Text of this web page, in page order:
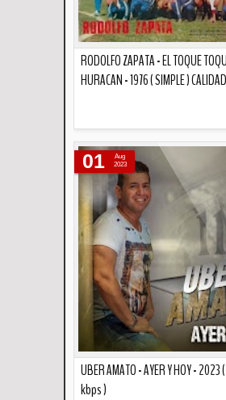
RODOLFO ZAPATA - EL TOQUE
HURACAN - 1976 ( SIMPLE )
UBER AMATO - AYER Y HOY - 2023
kbps )
01
Aug
2023